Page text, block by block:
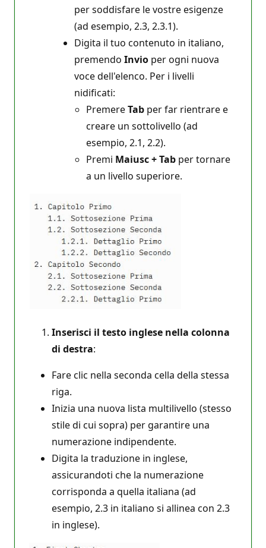
per soddisfare le vostre esigenze
(ad esempio, 2.3, 2.3.1).
Digita il tuo contenuto in italiano,
premendo Invio per ogni nuova
voce dell'elenco. Per i livelli
nidificati:
PremereTab per far rientrare e
creare un sottolivello (ad
esempio, 2.1, 2.2).
Premi Maiusc + Tab per tornare
a un livello superiore.
Inserisci il testo inglese nella colonna
di destra:
Fare clic nella seconda cella della stessa
riga.
Inizia una nuova lista multilivello (stesso
stile di cui sopra) per garantire una
numerazione indipendente.
Digita la traduzione in inglese,
assicurandoti che la numerazione
corrisponda a quella italiana (ad
esempio, 2.3 in italiano si allinea con 2.3
in inglese).